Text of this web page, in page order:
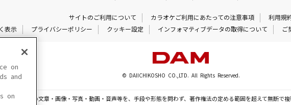
サイトのご利用について カラオケご利用にあたっての注意事項
利用規
表示
プライバシーポリシー クッキー設定 インフォマティブデータの取得について ご
© DAIICHIKOSHO CO.,LTD. All Rights Reserved.
ている一切の文章・画像・写真・動画・音声等を、手段や形態を問わず、著作権法の定める範囲を超えて無断で
on
and
on